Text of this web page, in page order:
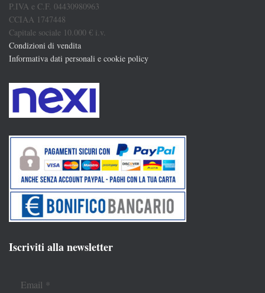
P.IVA e C.F. 04430980963
CCIAA 1747448
Capitale sociale 10.000 € i.v.
Condizioni di vendita
Informativa dati personali e cookie policy
Iscriviti alla newsletter
Email *